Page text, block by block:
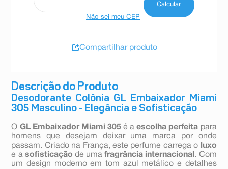
Descrição do Produto
Desodorante Colônia GL Embaixador Miami
305 Masculino - Elegância e Sofisticação
O GL Embaixador Miami 305é aescolha perfeita para
homens que desejam deixar uma marca por onde
passam. Criado na França, este perfume carrega o
luxo
e a sofisticação de umafragrância internacional . Com
um design moderno em tom azul metálico e detalhes
Não sei meu CEP
Compartilhar produto